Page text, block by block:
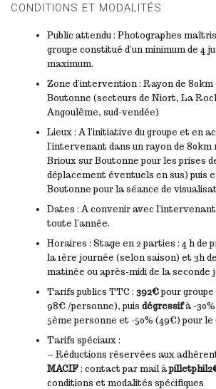
CONDITIONS ET MODALITÉS
Public attendu : Photographes
groupe constitué d’un minimum de 4
maximum.
Zone d’intervention : Rayon de
Boutonne (secteurs de Niort, La
Angoulême, sud-vendée)
Lieux : A l’initiative du groupe et en
l’intervenant dans un rayon de 80km
Brioux sur Boutonne pour les prises
déplacement éventuels en sus) puis
Boutonne pour la séance de
Dates : A convenir avec
toute l’année.
Horaires : Stage en 2 parties : 4 h de
la 1ère journée (selon saison) et 3h
matinée ou après-midi de la seconde
Tarifs publics TTC : 392€pour groupe
98€ /personne), puis dégressifà -
5ème personne et -50% (49€) pour
Tarifs spéciaux :
– Réductions réservées aux
MACIF: contact par mail à
conditions et modalités spécifiques